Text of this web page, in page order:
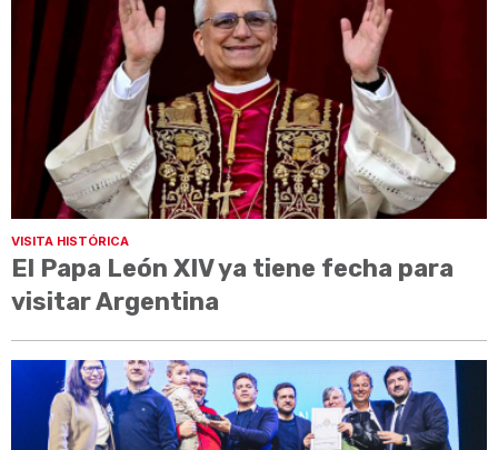
VISITA HISTÓRICA
El Papa León XIV ya tiene fecha para
visitar Argentina